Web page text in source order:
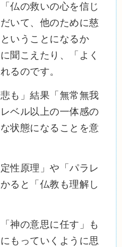
仏の救いの心を信じ
いて、他のために慈
いうことになるか
聞こえたり、「よく
るのです。
も」結果「無常無我
ベル以上の一体感の
状態になることを意
性原理」や「パラレ
ると「仏教も理解し
神の意思に任す」も
もっていくように思